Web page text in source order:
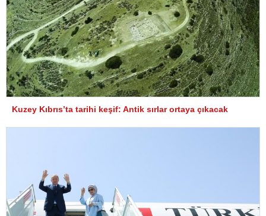
Kuzey Kıbrıs’ta tarihi keşif: Antik sırlar ortaya çıkacak